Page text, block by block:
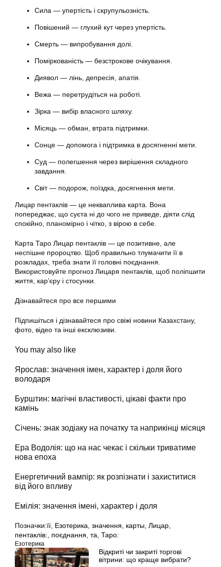
Сила — упертість і скрупульозність.
Повішений — глухий кут через упертість.
Смерть — випробування долі.
Поміркованість — безстрокове очікування.
Диявол — лінь, депресія, апатія.
Вежа — перетрудіться на роботі.
Зірка — вибір власного шляху.
Місяць — обман, втрата підтримки.
Сонце — допомога і підтримка в досягненні мети.
Суд — полегшення через вирішення складного
завдання.
Світ — подорож, поїздка, досягнення мети.
Лицар пентаклів — це некваплива карта. Вона
попереджає, що суєта ні до чого не приведе, діяти слід
спокійно, планомірно і чітко, з вірою в себе.
Карта Таро Лицар пентаклів — це позитивне, але
неспішне пророцтво. Щоб правильно тлумачити її в
розкладах, треба знати її головні поєднання.
Використовуйте прогноз Лицаря пентаклів, щоб поліпшити
життя, кар’єру і стосунки.
Дізнавайтеся про все першими
Підпишіться і дізнавайтеся про свіжі новини Казахстану,
фото, відео та інші ексклюзиви.
You may also like
Ярослав: значення імен, характер і доля його
володаря
Бурштин: магічні властивості, цікаві факти про
камінь
Січень: знак зодіаку на початку та наприкінці місяця
Ера Водолія: що на нас чекає і скільки триватиме
нова епоха
Енергетичний вампір: як розпізнати і захиститися
від його впливу
Емілія: значення імені, характер і доля
Позначки:її, Езотерика, значення, карты, Лицар,
пентаклів:, поєднання, та, Таро:
Езотерика
Відкриті чи закриті торгові
вітрини: що краще вибрати?